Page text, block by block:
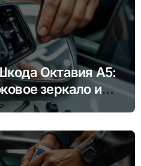
Октавия А5:
зеркало и
элемент своими